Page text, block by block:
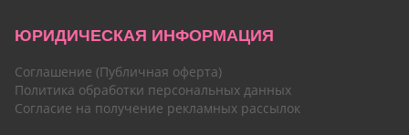
ЮРИДИЧЕСКАЯ ИНФОРМАЦИЯ
Соглашение (Публичная оферта)
Политика обработки персональных данных
Согласие на получение рекламных рассылок